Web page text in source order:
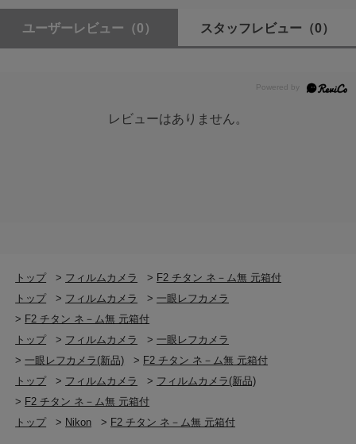
ユーザーレビュー （0） スタッフレビュー （0）
レビューはありません。
トップ > フィルムカメラ > F2 チタン ネ－ム無 元箱付
トップ
> フィルムカメラ >一眼レフカメラ
> F2 チタン ネ－ム無 元箱付
トップ
> フィルムカメラ >一眼レフカメラ
>一眼レフカメラ(新品) > F2 チタン ネ－ム無 元箱付
トップ
> フィルムカメラ > フィルムカメラ(新品)
> F2 チタン ネ－ム無 元箱付
トップ
> Nikon > F2 チタン ネ－ム無 元箱付